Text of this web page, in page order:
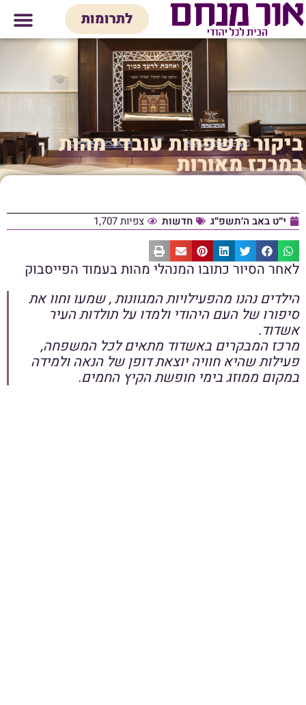
לתוכן
לתרומות
ביקור משפחות עובדי מהות
במרכז מאורות
י״ט באב ה׳תשפ״ג חדשות צפיות 1,707
לאחר הסיור כתובו המנהלי מהות בעמוד הפייסבוק
הילדים נהנו מהפעילויות המגוונות , שמעו וחוו את
סיפורו של העם היהודי ולמדו על תולדות העיר
אשדוד.
מרכז המבקרים באשדוד מתאים לכל המשפחה,
פעילות שהיא חוויה יוצאת דופן של הנאה ולמידה
במקום ממוזג בימי חופשת הקיץ החמים.